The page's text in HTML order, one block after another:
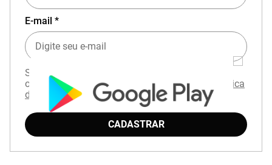
E-mail *
Seu e-mail será usado apenas para o envio de
ofertas. Ao continuar, você concorda com a
Política
de Privacidade.
CADASTRAR